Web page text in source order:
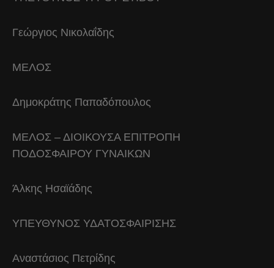
Γεώργιος Νικολαΐδης
ΜΕΛΟΣ
Δημοκράτης Παπαδόπουλος
ΜΕΛΟΣ – ΔΙΟΙΚΟΥΣΑ ΕΠΙΤΡΟΠΗ
ΠΟΔΟΣΦΑΙΡΟΥ ΓΥΝΑΙΚΩΝ
Άλκης Ησαϊάδης
ΥΠΕΥΘΥΝΟΣ ΥΔΑΤΟΣΦΑΙΡΙΣΗΣ
Αναστάσιος Πετρίδης